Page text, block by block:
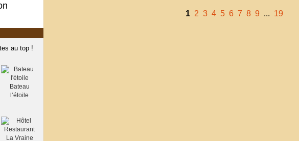
au top !
Bateau
l’étoile
1 2 3 4 5 6 7 8 9 ... 19